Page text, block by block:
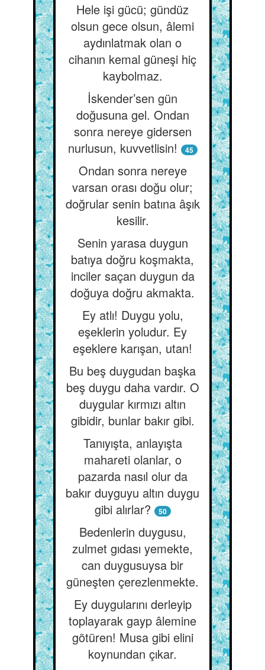
Hele işi gücü; gündüz
olsun gece olsun, âlemi
aydınlatmak olan o
cihanın kemal güneşi hiç
kaybolmaz.
İskender’sen gün
doğusuna gel. Ondan
sonra nereye gidersen
nurlusun, kuvvetlisin!
45
Ondan sonra nereye
varsan orası doğu olur;
doğrular senin batına âşık
kesilir.
Senin yarasa duygun
batıya doğru koşmakta,
inciler saçan duygun da
doğuya doğru akmakta.
Ey atlı! Duygu yolu,
eşeklerin yoludur. Ey
eşeklere karışan, utan!
Bu beş duygudan başka
beş duygu daha vardır. O
duygular kırmızı altın
gibidir, bunlar bakır gibi.
Tanıyışta, anlayışta
mahareti olanlar, o
pazarda nasıl olur da
bakır duyguyu altın duygu
gibi alırlar?
50
Bedenlerin duygusu,
zulmet gıdası yemekte,
can duygusuysa bir
güneşten çerezlenmekte.
Ey duygularını derleyip
toplayarak gayp âlemine
götüren! Musa gibi elini
koynundan çıkar.